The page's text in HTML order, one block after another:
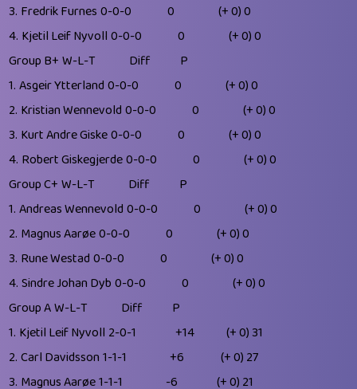
3. Fredrik Furnes 0-0-0 0 (+ 0)0
4. Kjetil Leif Nyvoll 0-0-0 0 (+ 0)0
Group B+ W-L-T Diff
P
1. Asgeir Ytterland 0-0-0 0 (+ 0)0
2. Kristian Wennevold 0-0-0 0 (+ 0)0
3. Kurt Andre Giske0-0-0 0 (+ 0)0
4. Robert Giskegjerde0-0-0 0 (+ 0)0
Group C+ W-L-T Diff
P
1. Andreas Wennevold 0-0-0 0 (+ 0)0
2. Magnus Aarøe0-0-0 0 (+ 0)0
3. Rune Westad 0-0-0 0 (+ 0)0
4. Sindre Johan Dyb 0-0-0 0 (+ 0)0
Group AW-L-T Diff
P
1. Kjetil Leif Nyvoll 2-0-1 +14 (+ 0)31
2. Carl Davidsson 1-1-1 +6 (+ 0) 27
3. Magnus Aarøe1-1-1 -6 (+ 0) 21